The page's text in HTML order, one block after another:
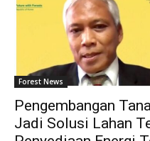
Forest News
Pengembangan
Jadi Solusi Lahan